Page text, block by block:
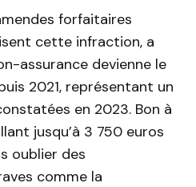
forfaitaires
cette infraction, a
assurance devienne le
2021, représentant un
en 2023. Bon à
jusqu’à 3 750 euros
oublier des
comme la